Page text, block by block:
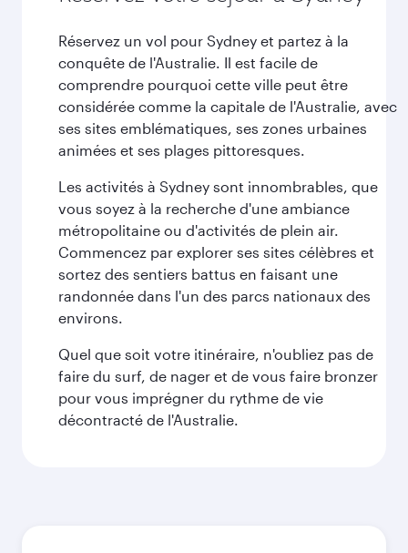
Réservez un vol pour Sydney et partez à la
conquête de l'Australie. Il est facile de
comprendre pourquoi cette ville peut être
considérée comme la capitale de l'Australie, avec
ses sites emblématiques, ses zones urbaines
animées et ses plages pittoresques.
Les activités à Sydney sont innombrables, que
vous soyez à la recherche d'une ambiance
métropolitaine ou d'activités de plein air.
Commencez par explorer ses sites célèbres et
sortez des sentiers battus en faisant une
randonnée dans l'un des parcs nationaux des
environs.
Quel que soit votre itinéraire, n'oubliez pas de
faire du surf, de nager et de vous faire bronzer
pour vous imprégner du rythme de vie
décontracté de l'Australie.